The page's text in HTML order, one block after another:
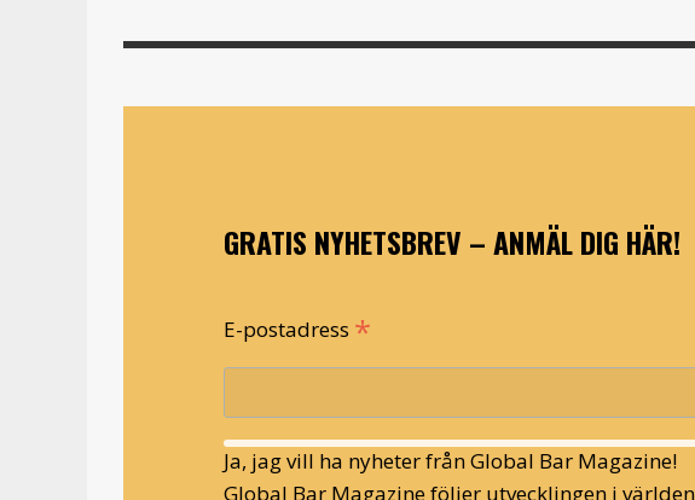
GRATIS NYHETSBREV – ANMÄL DIG HÄR!
E-postadress *
Ja, jag vill ha nyheter från Global Bar Magazine!
Global Bar Magazine följer utvecklingen i